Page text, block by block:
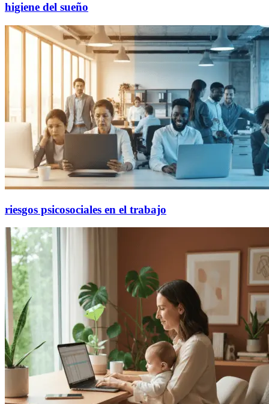
higiene del sueño
riesgos psicosociales en el trabajo